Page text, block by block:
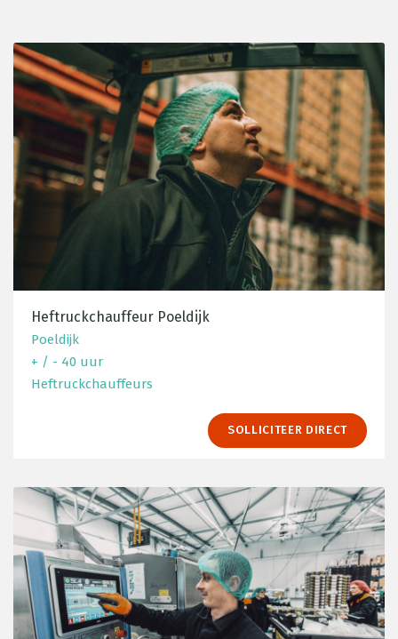
Heftruckchauffeur Poeldijk
Poeldijk
+ / - 40 uur
Heftruckchauffeurs
SOLLICITEER DIRECT